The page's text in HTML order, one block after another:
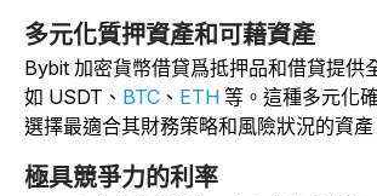
多元化質押資產和可藉資產
Bybit 加密貨幣借貸爲抵押品和借貸提供
如 USDT、 BTC 、 ETH 等。這種多元化
選擇最適合其財務策略和風險狀況的資產
極具競爭力的利率